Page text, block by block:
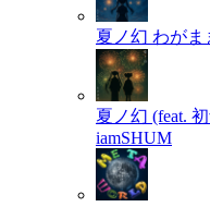
夏ノ幻 わがま
夏ノ幻 (feat.
iamSHUM